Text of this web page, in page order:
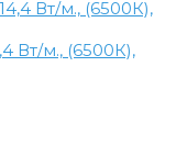
Вт/м., (6500К),